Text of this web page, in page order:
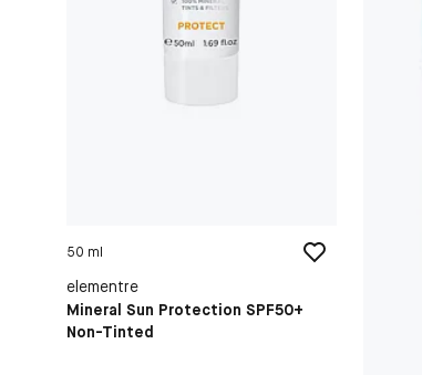
50 ml
elementre
Mineral Sun Protection SPF50+
Non-Tinted